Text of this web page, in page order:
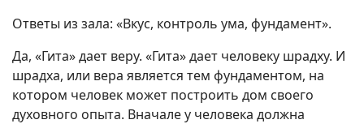
Ответы из зала: «Вкус, контроль ума, фундамент».
Да, «Гита» дает веру. «Гита» дает человеку шрадху. И
шрадха, или вера является тем фундаментом, на
котором человек может построить дом своего
духовного опыта. Вначале у человека должна